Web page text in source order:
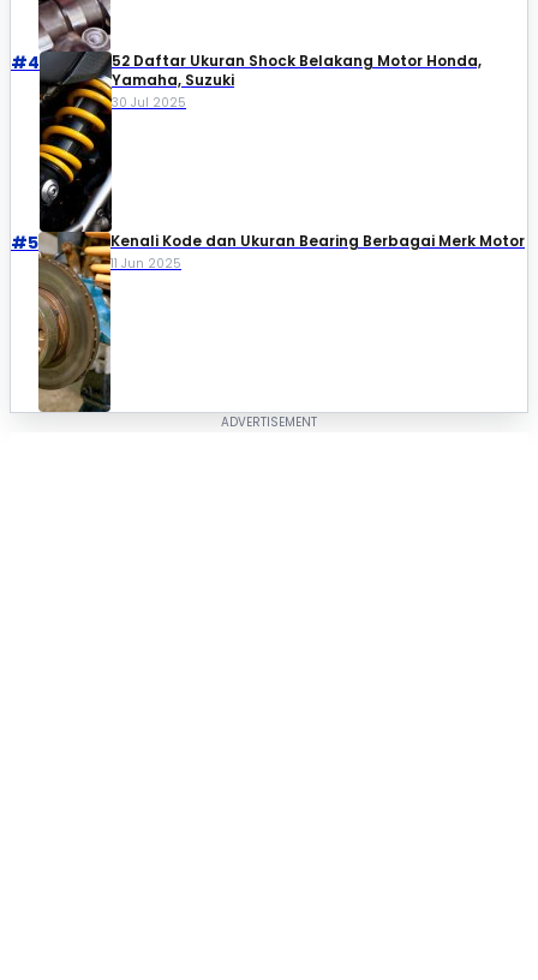
#4
52 Daftar Ukuran Shock Belakang Motor Honda,
Yamaha, Suzuki​
30 Jul 2025
#5 Kenali Kode dan Ukuran Bearing Berbagai Merk Motor
11 Jun 2025